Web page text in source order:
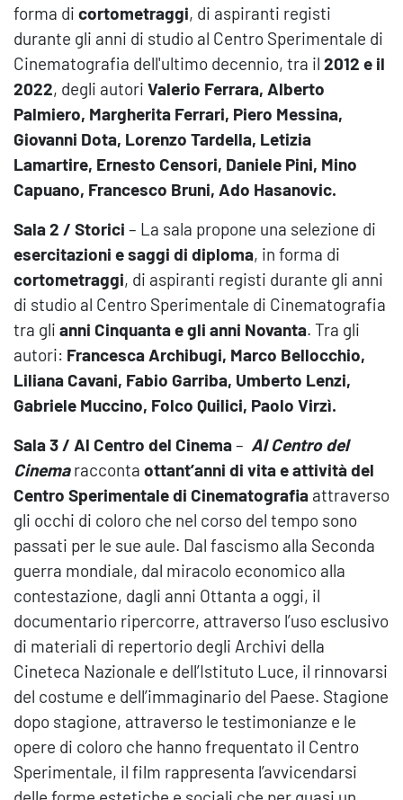
forma di cortometraggi, di aspiranti registi
durante gli anni di studio al Centro Sperimentale di
Cinematografia dell'ultimo decennio, tra il 2012 e il
2022, degli autori Valerio Ferrara, Alberto
Palmiero, Margherita Ferrari, Piero Messina,
Giovanni Dota, Lorenzo Tardella, Letizia
Lamartire, Ernesto Censori, Daniele Pini, Mino
Capuano, Francesco Bruni, Ado Hasanovic.
Sala 2 / Storici – La sala propone una selezione di
esercitazioni e saggi di diploma, in forma di
cortometraggi, di aspiranti registi durante gli anni
di studio al Centro Sperimentale di Cinematografia
tra gli anni Cinquanta e gli anni Novanta. Tra gli
autori: Francesca Archibugi, Marco Bellocchio,
Liliana Cavani, Fabio Garriba, Umberto Lenzi,
Gabriele Muccino, Folco Quilici, Paolo Virzì.
Sala 3 / Al Centro del Cinema– Al Centro del
Cinemaracconta ottant’anni di vita e attività del
Centro Sperimentale di Cinematografia attraverso
gli occhi di coloro che nel corso del tempo sono
passati per le sue aule. Dal fascismo alla Seconda
guerra mondiale, dal miracolo economico alla
contestazione, dagli anni Ottanta a oggi, il
documentario ripercorre, attraverso l’uso esclusivo
di materiali di repertorio degli Archivi della
Cineteca Nazionale e dell’Istituto Luce, il rinnovarsi
del costume e dell’immaginario del Paese. Stagione
dopo stagione, attraverso le testimonianze e le
opere di coloro che hanno frequentato il Centro
Sperimentale, il film rappresenta l’avvicendarsi